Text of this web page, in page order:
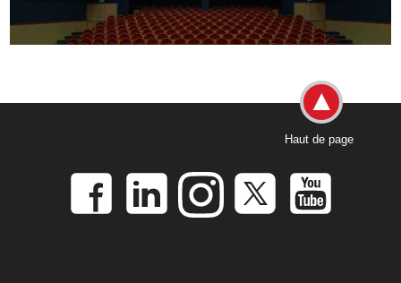
Haut de page